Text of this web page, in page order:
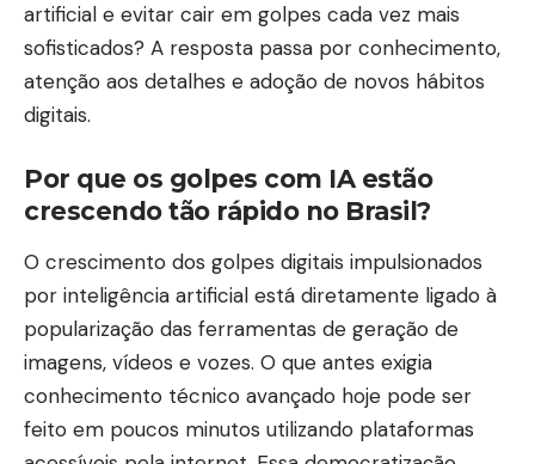
artificial e evitar cair em golpes cada vez mais
sofisticados? A resposta passa por conhecimento,
atenção aos detalhes e adoção de novos hábitos
digitais.
Por que os golpes com IA estão
crescendo tão rápido no Brasil?
O crescimento dos golpes digitais impulsionados
por inteligência artificial está diretamente ligado à
popularização das ferramentas de geração de
imagens, vídeos e vozes. O que antes exigia
conhecimento técnico avançado hoje pode ser
feito em poucos minutos utilizando plataformas